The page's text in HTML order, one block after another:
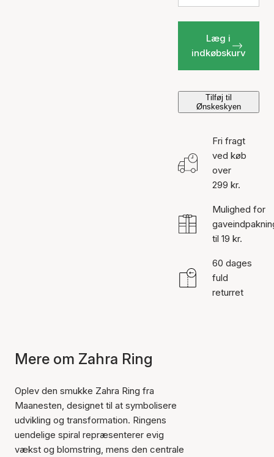
Læg i
indkøbskurv
Tilføj til
Ønskeskyen
Fri fragt
ved køb
over
299 kr.
Mulighed for
til 19 kr.
60 dages
fuld
returret
Mere om Zahra Ring
Oplev den smukke Zahra Ring fra
Maanesten, designet til at symbolisere
udvikling og transformation. Ringens
uendelige spiral repræsenterer evig
vækst og blomstring, mens den centrale